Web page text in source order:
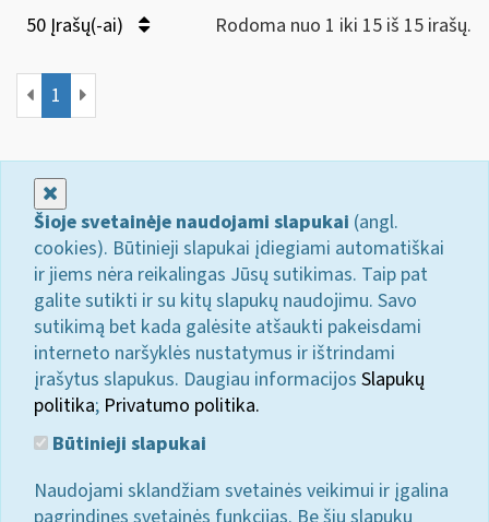
50 Įrašų(-ai) Rodoma nuo 1 iki 15 iš 15 irašų.
1
Šioje svetainėje naudojami slapukai (angl.
cookies). Būtinieji slapukai įdiegiami automatiškai
ir jiems nėra reikalingas Jūsų sutikimas. Taip pat
galite sutikti ir su kitų slapukų naudojimu. Savo
sutikimą bet kada galėsite atšaukti pakeisdami
interneto naršyklės nustatymus ir ištrindami
įrašytus slapukus. Daugiau informacijos Slapukų
politika; Privatumo politika.
Būtinieji slapukai
Naudojami sklandžiam svetainės veikimui ir įgalina